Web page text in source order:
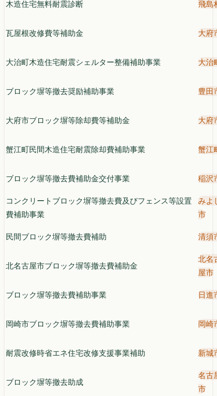
木造住宅無料耐震診断 飛島
瓦屋根改修費等補助金 大府
大治町木造住宅耐震シェルター整備補助事業 大治
ブロック塀等撤去奨励補助事業 豊田
大府市ブロック塀等除却費等補助金 大府
蟹江町民間木造住宅耐震除却費補助事業 蟹江
ブロック塀等撤去費補助金交付事業 稲沢
コンクリートブロック塀等撤去費及びフェンス等設置
費補助事業
みよ
市
民間ブロック塀等撤去費補助 清須
北名古屋市ブロック塀等撤去費補助金
北名
屋市
ブロック塀等撤去費補助事業 日進
岡崎市ブロック塀等撤去費補助事業 岡崎
耐震改修時省エネ住宅改修支援事業補助 新城
ブロック塀等撤去助成
名古
市